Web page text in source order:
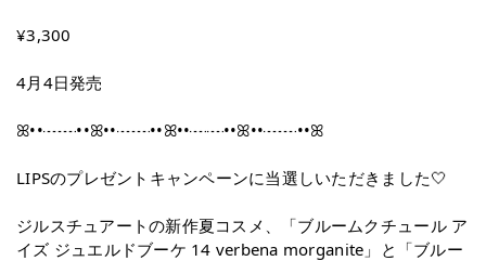
¥3,300
4月4日発売
ꕤ••┈┈••ꕤ••┈┈••ꕤ••┈┈••ꕤ••┈┈••ꕤ
LIPSのプレゼントキャンペーンに当選しいただきました🤍
ジルスチュアートの新作夏コスメ、「ブルームクチュール ア
イズ ジュエルドブーケ 14 verbena morganite」と「ブルー